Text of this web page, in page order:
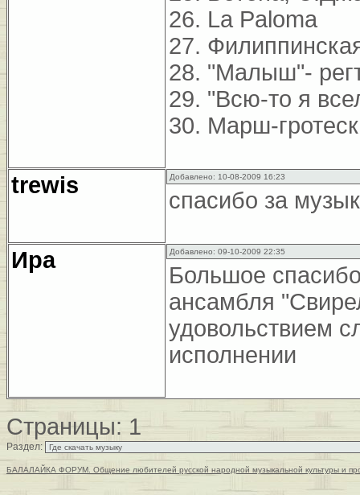
26. La Paloma
27.
28. "Малыш"-
29. "Всю-то я
30. Марш-
trewis Добавлено: 10-08-2009 16:23
спасибо за
Ира Добавлено: 09-10-2009 22:35
Большое
ансамбля
удовольствием
исполнении
Страницы: 1
Раздел:
БАЛАЛАЙКА ФОРУМ. Общение любителей русской народной музыкальной культуры и